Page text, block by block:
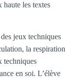
les textes
jeux techniques
la respiration
techniques
en soi. L’élève